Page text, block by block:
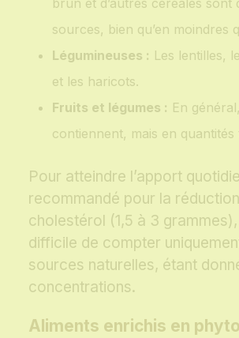
brun et d’autres céréales sont
sources, bien qu’en moindres
Légumineuses : Les lentilles,
et les haricots.
Fruits et légumes : En
contiennent, mais en quantités
Pour atteindre l’apport
recommandé pour la
cholestérol (1,5 à 3
difficile de compter
sources naturelles, étant
concentrations.
Aliments enrichis en